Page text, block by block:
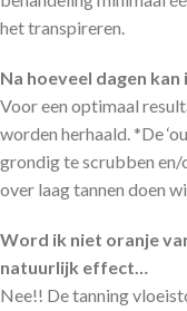
het transpireren.
Na hoeveel dagen
Voor een optimaal
worden herhaald. *De
grondig te scrubben en/
over laag tannen doen
Word ik niet oranje
natuurlijk effect…
Nee!! De tanning